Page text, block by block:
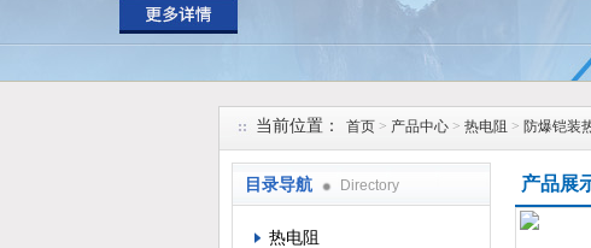
安徽久跃仪表有限公司
当前位置： 首页 > 产品中心 > 热电阻 > 防爆铠装
目录导航 Directory
热电阻
产品展